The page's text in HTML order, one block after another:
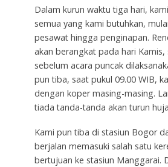
Dalam kurun waktu tiga hari,
semua yang kami butuhkan,
pesawat hingga penginapan.
akan berangkat pada hari Kamis,
sebelum acara puncak
pun tiba, saat pukul 09.00 WIB,
dengan koper masing-masing.
tiada tanda-tanda akan turun
Kami pun tiba di stasiun Bogor
berjalan memasuki salah satu
bertujuan ke stasiun Manggarai.